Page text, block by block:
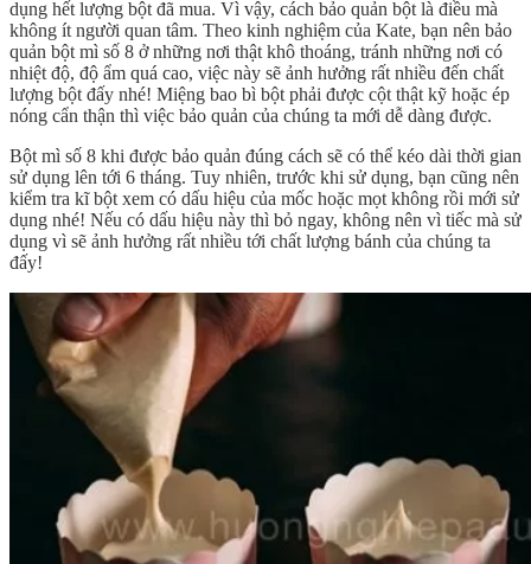
dụng hết lượng bột đã mua. Vì vậy, cách bảo quản bột là điều mà
không ít người quan tâm. Theo kinh nghiệm của Kate, bạn nên bảo
quản bột mì số 8 ở những nơi thật khô thoáng, tránh những nơi có
nhiệt độ, độ ẩm quá cao, việc này sẽ ảnh hưởng rất nhiều đến chất
lượng bột đấy nhé! Miệng bao bì bột phải được cột thật kỹ hoặc ép
nóng cẩn thận thì việc bảo quản của chúng ta mới dễ dàng được.
Bột mì số 8 khi được bảo quản đúng cách sẽ có thể kéo dài thời gian
sử dụng lên tới 6 tháng. Tuy nhiên, trước khi sử dụng, bạn cũng nên
kiểm tra kĩ bột xem có dấu hiệu của mốc hoặc mọt không rồi mới sử
dụng nhé! Nếu có dấu hiệu này thì bỏ ngay, không nên vì tiếc mà sử
dụng vì sẽ ảnh hưởng rất nhiều tới chất lượng bánh của chúng ta
đấy!